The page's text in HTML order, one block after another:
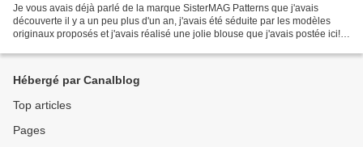
Je vous avais déjà parlé de la marque SisterMAG Patterns que j'avais
découverte il y a un peu plus d'un an, j'avais été séduite par les modèles
originaux proposés et j'avais réalisé une jolie blouse que j'avais postée ici!
Hébergé par Canalblog
Top articles
Pages